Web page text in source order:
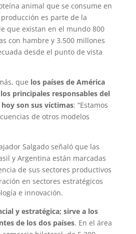
animal que se consume en
es parte de la
que existan en el mundo 800
con hambre y 3.500 millones
desde el punto de vista
que los países de América
principales responsables del
son sus víctimas: “Estamos
de otros modelos
Salgado señaló que las
y Argentina están marcadas
de sus sectores productivos
en sectores estratégicos
e innovación.
y estratégica; sirve a los
de los dos países. En el área